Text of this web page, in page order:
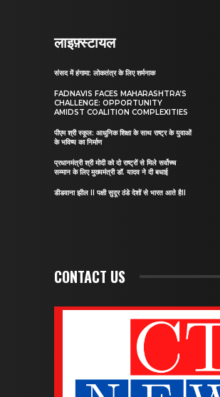
लाइफ़्स्टायल
संसद में हंगामा: लोकतंत्र के लिए शर्मनाक
FADNAVIS FACES MAHARASHTRA’S
CHALLENGE: OPPORTUNITY
AMIDST COALITION COMPLEXITIES
पीएम श्री स्कूल: आधुनिक शिक्षा के साथ राष्ट्र के युवाओं
के भविष्य का निर्माण
प्रधानमंत्री श्री मोदी को दो राष्ट्रों से मिले सर्वोच्च
सम्मान के लिए मुख्यमंत्री डॉ. यादव ने दी बधाई
डीडवाना झील II पक्षी सुदूर ठंडे देशों से भारत आते हैII
CONTACT US